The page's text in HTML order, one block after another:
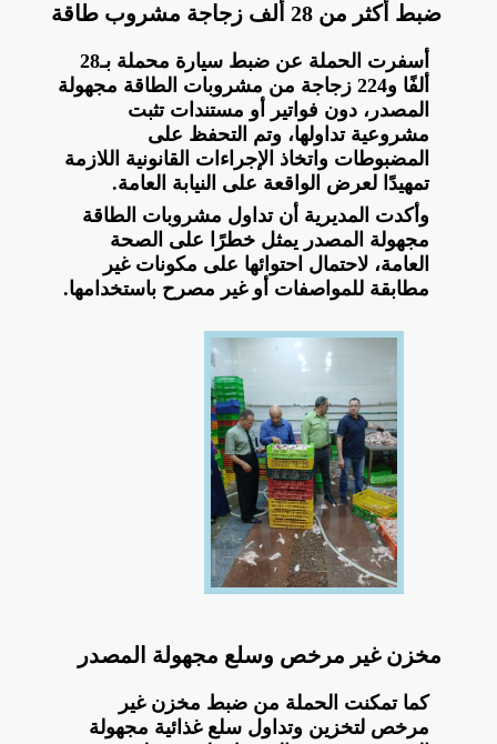
ضبط أكثر من 28 ألف زجاجة مشروب طاقة
أسفرت الحملة عن ضبط سيارة محملة بـ28
ألفًا و224 زجاجة من مشروبات الطاقة مجهولة
المصدر، دون فواتير أو مستندات تثبت
مشروعية تداولها، وتم التحفظ على
المضبوطات واتخاذ الإجراءات القانونية اللازمة
تمهيدًا لعرض الواقعة على النيابة العامة.
وأكدت المديرية أن تداول مشروبات الطاقة
مجهولة المصدر يمثل خطرًا على الصحة
العامة، لاحتمال احتوائها على مكونات غير
مطابقة للمواصفات أو غير مصرح باستخدامها.
مخزن غير مرخص وسلع مجهولة المصدر
كما تمكنت الحملة من ضبط مخزن غير
مرخص لتخزين وتداول سلع غذائية مجهولة